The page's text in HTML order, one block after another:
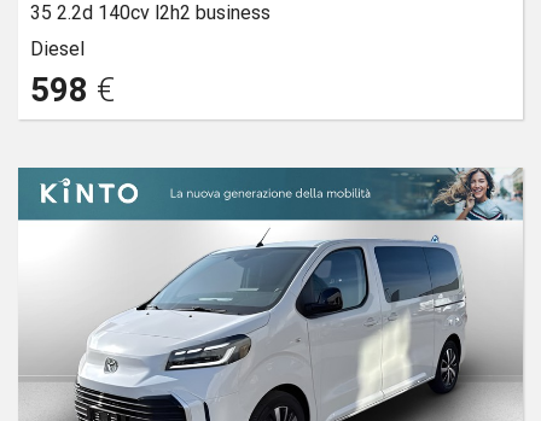
35 2.2d 140cv l2h2 business
Diesel
598 €